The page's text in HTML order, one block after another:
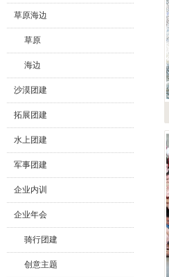
草原海边
草原
海边
沙漠团建
拓展团建
水上团建
军事团建
企业内训
企业年会
骑行团建
创意主题